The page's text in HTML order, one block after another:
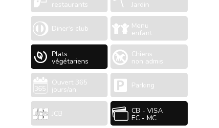
restaurants Jardin
Diner's club Menu
enfant
Plats
végétariens
Chiens
non admis
Ouvert 365
jours/an Parking
JCB CB - VISA
EC - MC